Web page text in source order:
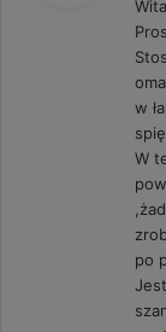
w
W
po